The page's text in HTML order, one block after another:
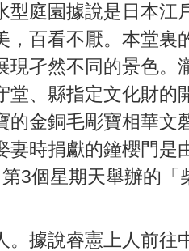
型庭園據說是日本江
，百看不厭。本堂裏
現孑然不同的景色。
堂、縣指定文化財的
的金銅毛彫寶相華文
妻時捐獻的鐘櫻門是
3個星期天舉辦的「
。據說睿憲上人前往